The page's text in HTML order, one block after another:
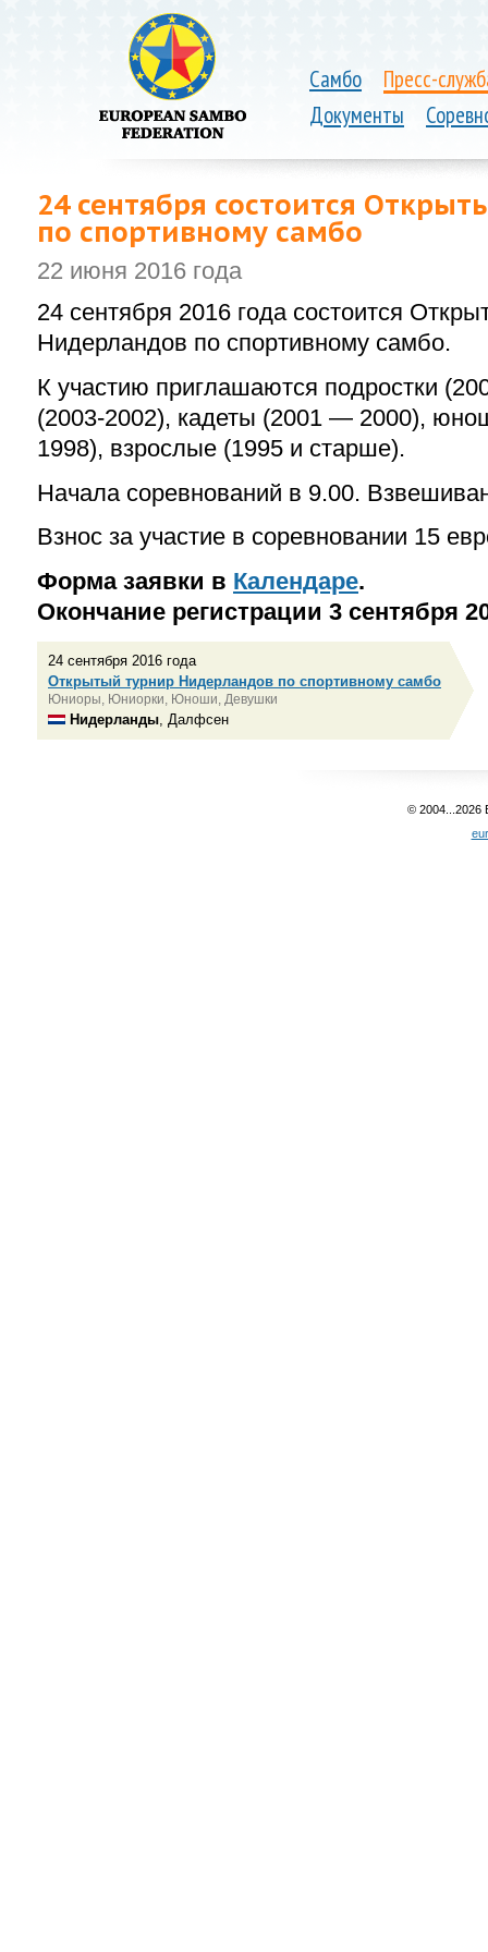
Самбо
Пресс-
Документы
24 сентября состоится
по спортивному самбо
22 июня 2016 года
24 сентября 2016 года состоится
Нидерландов по спортивному самбо.
К участию приглашаются подростки
(2003-2002), кадеты (2001 — 2000),
1998), взрослые (1995 и старше).
Начала соревнований в 9.00.
Взнос за участие в соревновании 15
Форма заявки в Календаре.
Окончание регистрации 3 сентября
24 сентября 2016 года
Открытый турнир Нидерландов по спортивному самбо
Юниоры, Юниорки, Юноши, Девушки
Нидерланды , Далфсен
© 2004...2026